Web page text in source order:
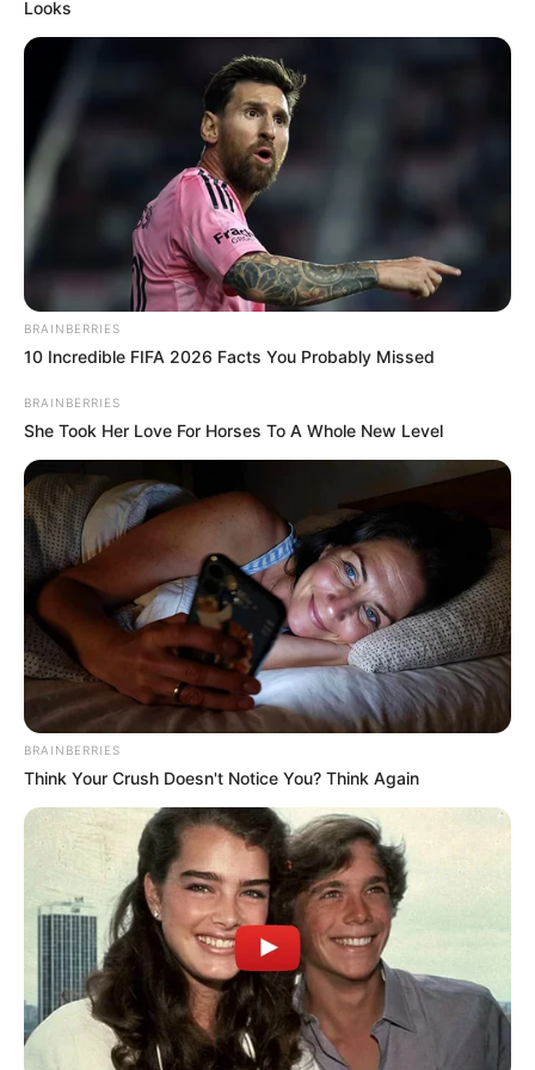
Τα ακριβή αίτια που οδήγησαν στην
ανάφλεξη της καμινάδας αναμένεται να
διερευνηθούν από το ανακριτικό τμήμα της
υπηρεσίας μετά την ολοκλήρωση της
κατάσβεσης.
Περισσότερα νέα από την Εύβοια
Τραγωδία στη Χαλκίδα: Βρήκαν έναν άντρα
νεκρό
Άντρας άφησε την τελευταία του πνοή σε
παραλία κοντά στη Χαλκίδα
Ακολουθήστε το evianews.com στοGoogle
News
ΤΑ ΠΙΟ ΔΗΜΟΦΙΛΗ
Looks
BRAINBERRIES
10 Incredible FIFA 2026 Facts You Probably Missed
BRAINBERRIES
She Took Her Love For Horses To A Whole New Level
BRAINBERRIES
Think Your Crush Doesn't Notice You? Think Again